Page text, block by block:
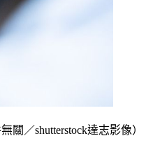
／shutterstock達志影像）